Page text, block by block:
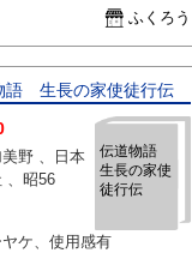
ふくろう
語 生長の家使徒行伝
伝道物語
生長の家使
徒行伝
、日本
教文社 、昭56
ケ、使用感有